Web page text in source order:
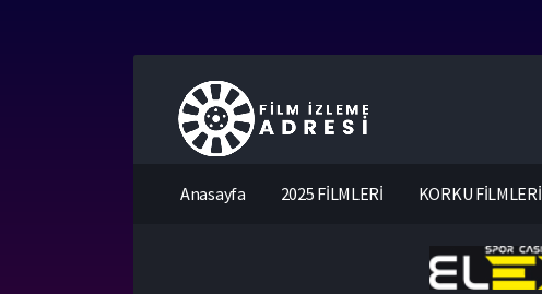
Anasayfa 2025 FİLMLERİ KORKU FİLMLERİ